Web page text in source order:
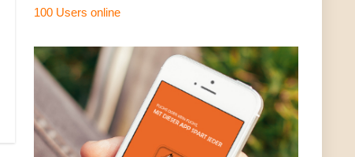
100 Users online